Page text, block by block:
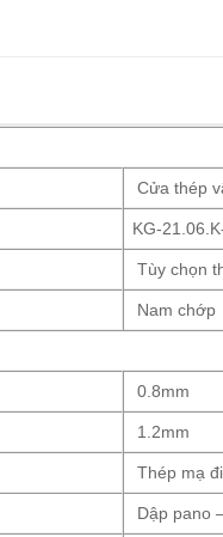
Cửa thép
KG-
Tùy chọn
Nam chớp
0.8mm
1.2mm
Thép mạ
Dập pano